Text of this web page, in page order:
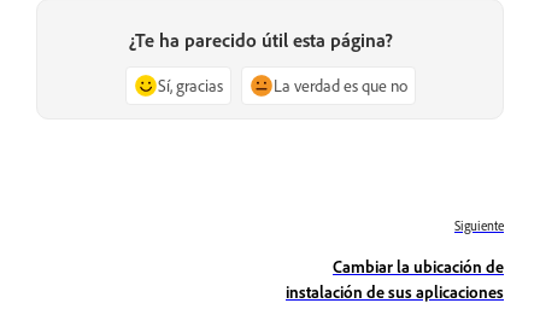
¿Te ha parecido útil esta página?
Sí, gracias La verdad es que no
Siguiente
Cambiar la ubicación de
instalación de sus aplicaciones